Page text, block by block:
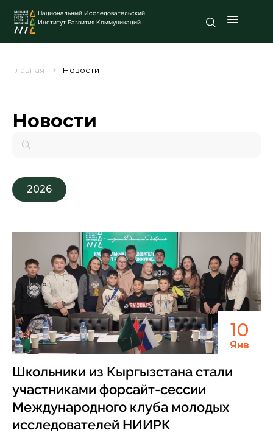
Национальный Исследовательский
Институт Развития Коммуникаций
Главная Новости
Новости
2026
10
Янв
Школьники из Кыргызстана стали
участниками форсайт-сессии
Международного клуба молодых
исследователей НИИРК